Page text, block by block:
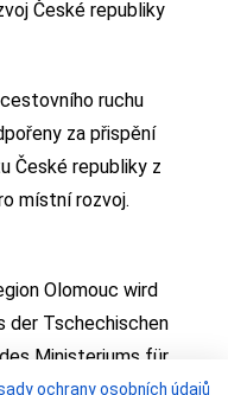
ruchu
za přispění
České republiky z
místní rozvoj.
Olomouc wird
der Tschechischen
Ministeriums für
realisiert
ochrany osobních údajů